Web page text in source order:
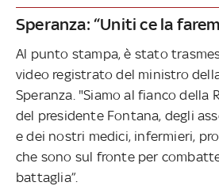
Speranza: “Uniti ce la
Al punto stampa, è stato
video registrato del ministro
Speranza. "Siamo al fianco della
del presidente Fontana, degli
e dei nostri medici, infermieri,
che sono sul fronte per
battaglia”.